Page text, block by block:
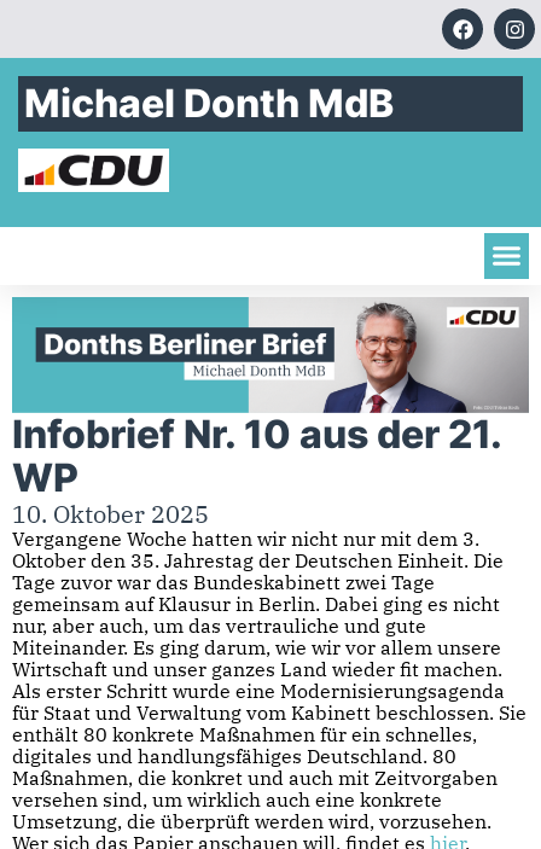
Michael Donth MdB
Infobrief Nr. 10 aus der 21.
WP
10. Oktober 2025
Vergangene Woche hatten wir nicht nur mit dem 3.
Oktober den 35. Jahrestag der Deutschen Einheit. Die
Tage zuvor war das Bundeskabinett zwei Tage
gemeinsam auf Klausur in Berlin. Dabei ging es nicht
nur, aber auch, um das vertrauliche und gute
Miteinander. Es ging darum, wie wir vor allem unsere
Wirtschaft und unser ganzes Land wieder fit machen.
Als erster Schritt wurde eine Modernisierungsagenda
für Staat und Verwaltung vom Kabinett beschlossen. Sie
enthält 80 konkrete Maßnahmen für ein schnelles,
digitales und handlungsfähiges Deutschland. 80
Maßnahmen, die konkret und auch mit Zeitvorgaben
versehen sind, um wirklich auch eine konkrete
Umsetzung, die überprüft werden wird, vorzusehen.
Wer sich das Papier anschauen will, findet es hier.